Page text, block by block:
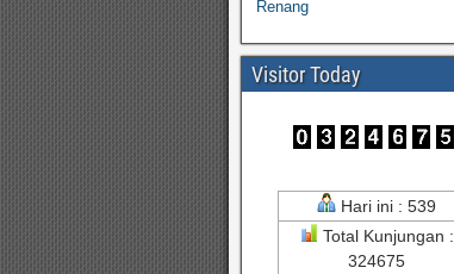
Renang
Visitor Today
Hari ini : 539
Total Kunjungan :
324675